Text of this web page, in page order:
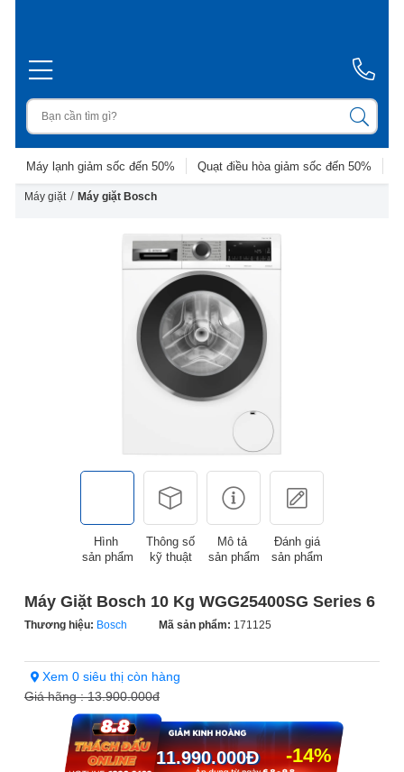
Máy lạnh giảm sốc đến 50% Quạt điều hòa giảm sốc đến 50%
Máy giặt / Máy giặt Bosch
Hình
sản phẩm
Thông số
kỹ thuật
Mô tả
sản phẩm
Đánh giá
sản phẩm
Máy Giặt Bosch 10 Kg WGG25400SG Series 6
Thương hiệu: Bosch Mã sản phẩm: 171125
Xem 0 siêu thị còn hàng
Giá hãng :13.900.000đ
-14%
11.990.000Đ